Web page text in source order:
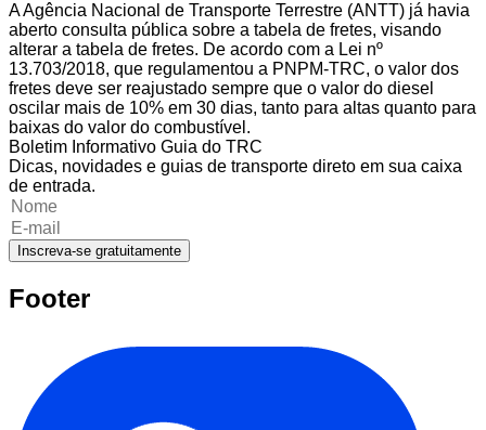
A Agência Nacional de Transporte Terrestre (ANTT) já havia
aberto consulta pública sobre a tabela de fretes, visando
alterar a tabela de fretes. De acordo com a Lei nº
13.703/2018, que regulamentou a PNPM-TRC, o valor dos
fretes deve ser reajustado sempre que o valor do diesel
oscilar mais de 10% em 30 dias, tanto para altas quanto para
baixas do valor do combustível.
Boletim Informativo Guia do TRC
Dicas, novidades e guias de transporte direto em sua caixa
de entrada.
Inscreva-se gratuitamente
Footer